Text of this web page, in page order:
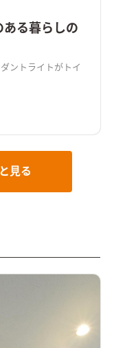
ある暮らしの
ントライトがトイ
見る